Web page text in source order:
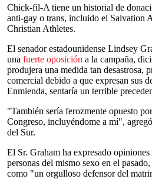
Chick-fil-A tiene un historial de
anti-gay o trans, incluido el Salvation
Christian Athletes.
El senador estadounidense Lindsey
una fuerte oposición a la campaña,
produjera una medida tan desastrosa,
comercial debido a que expresan sus
Enmienda, sentaría un terrible
"También sería ferozmente opuesto
Congreso, incluyéndome a mí",
del Sur.
El Sr. Graham ha expresado
personas del mismo sexo en el
como "un orgulloso defensor del